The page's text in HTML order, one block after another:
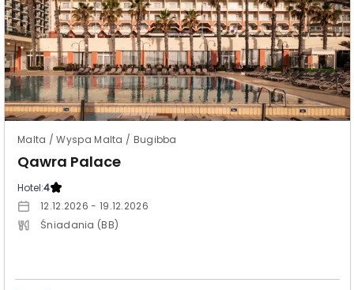
Malta / Wyspa Malta / Bugibba
Qawra Palace
Hotel:4
12.12.2026 - 19.12.2026
Śniadania (BB)